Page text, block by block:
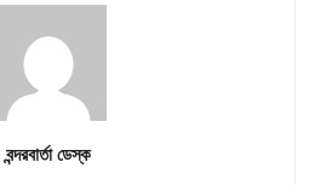
বন্দরবার্তা ডেস্ক